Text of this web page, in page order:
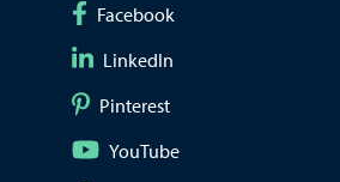
Följ på Facebook
Facebook
Följ på LinkedIn
LinkedIn
Följ på Pinterest
Pinterest
Följ på YouTube
YouTube